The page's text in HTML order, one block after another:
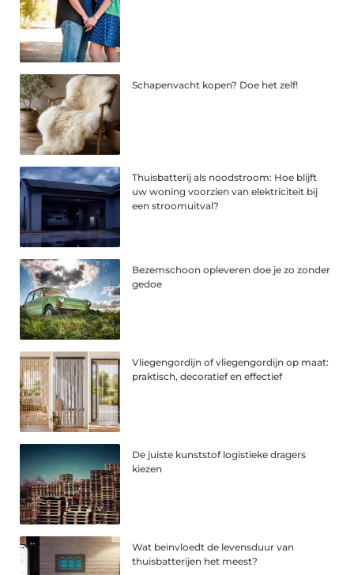
Schapenvacht kopen? Doe het zelf!
Thuisbatterij als noodstroom: Hoe blijft
uw woning voorzien van elektriciteit bij
een stroomuitval?
Bezemschoon opleveren doe je zo zonder
gedoe
Vliegengordijn of vliegengordijn op maat:
praktisch, decoratief en effectief
De juiste kunststof logistieke dragers
kiezen
Wat beïnvloedt de levensduur van
thuisbatterijen het meest?